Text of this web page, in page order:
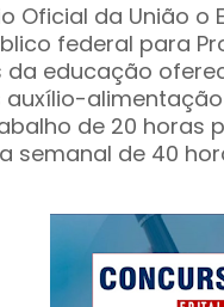
Oficial da União
federal para
educação
auxílio-
de 20 horas
semanal de 40